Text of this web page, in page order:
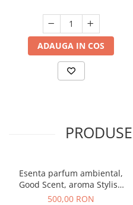
ADAUGA IN COS
Esenta parfum ambiental,
Good Scent, aroma Stylish
Boss, 1 Kg
500,00 RON